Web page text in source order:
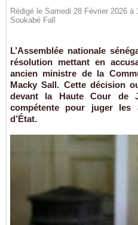
Rédigé le Samedi 28 Février 2026
Soukabé Fall
L’Assemblée nationale
résolution mettant en
ancien ministre de la
Macky Sall. Cette décision
devant la Haute Cour de
compétente pour juger les
d’État.